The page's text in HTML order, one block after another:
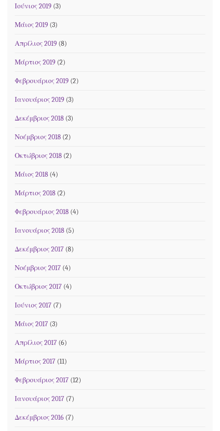
Ιούνιος 2019 (3)
Μάιος 2019 (3)
Απρίλιος 2019 (8)
Μάρτιος 2019 (2)
Φεβρουάριος 2019 (2)
Ιανουάριος 2019 (3)
Δεκέμβριος 2018 (3)
Νοέμβριος 2018 (2)
Οκτώβριος 2018 (2)
Μάιος 2018 (4)
Μάρτιος 2018 (2)
Φεβρουάριος 2018 (4)
Ιανουάριος 2018 (5)
Δεκέμβριος 2017 (8)
Νοέμβριος 2017 (4)
Οκτώβριος 2017 (4)
Ιούνιος 2017 (7)
Μάιος 2017 (3)
Απρίλιος 2017 (6)
Μάρτιος 2017 (11)
Φεβρουάριος 2017 (12)
Ιανουάριος 2017 (7)
Δεκέμβριος 2016 (7)